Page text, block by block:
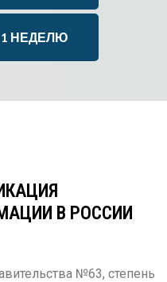
НЕДЕЛЮ
В РОССИИ
№63, степень